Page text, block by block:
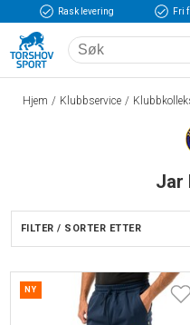
Rask levering Fri
Hjem Klubbservice
Jar
FILTER / SORTER ETTER
NY